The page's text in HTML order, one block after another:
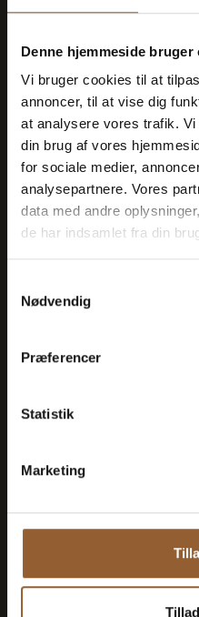
Denne hjemmeside bruger
Vi bruger cookies til at
annoncer, til at vise dig
at analysere vores trafik.
din brug af vores
for sociale medier,
analysepartnere. Vores
data med andre
de har indsamlet fra din
Nødvendig
Præferencer
Statistik
Marketing
Sparen Sie
eine
Platin
699 DKK
Museen
1 Person + 1
Geeignet für den
Naturkraft Dark
Mitgliedervorteil